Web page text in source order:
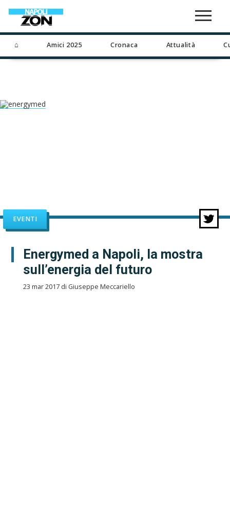
⌂ Amici 2025 Cronaca Attualità
EVENTI
Energymed a Napoli, la mostra
sull’energia del futuro
23 mar 2017 di Giuseppe Meccariello